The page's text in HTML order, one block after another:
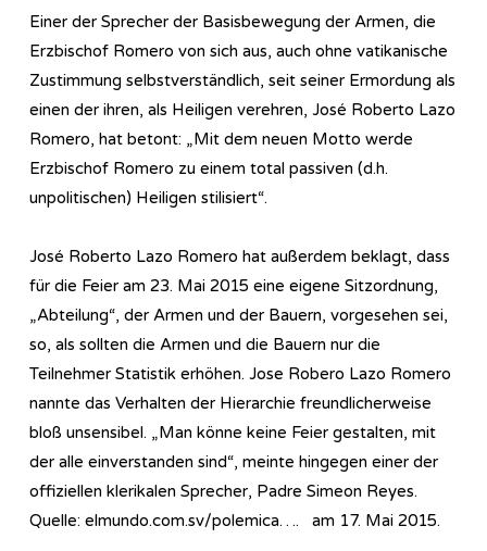
Einer der Sprecher der Basisbewegung der Armen, die
Erzbischof Romero von sich aus, auch ohne vatikanische
Zustimmung selbstverständlich, seit seiner Ermordung als
einen der ihren, als Heiligen verehren, José Roberto Lazo
Romero, hat betont: „Mit dem neuen Motto werde
Erzbischof Romero zu einem total passiven (d.h.
unpolitischen) Heiligen stilisiert“.
José Roberto Lazo Romero hat außerdem beklagt, dass
für die Feier am 23. Mai 2015 eine eigene Sitzordnung,
„Abteilung“, der Armen und der Bauern, vorgesehen sei,
so, als sollten die Armen und die Bauern nur die
Teilnehmer Statistik erhöhen. Jose Robero Lazo Romero
nannte das Verhalten der Hierarchie freundlicherweise
bloß unsensibel. „Man könne keine Feier gestalten, mit
der alle einverstanden sind“, meinte hingegen einer der
offiziellen klerikalen Sprecher, Padre Simeon Reyes.
Quelle: elmundo.com.sv/polemica…. am 17. Mai 2015.